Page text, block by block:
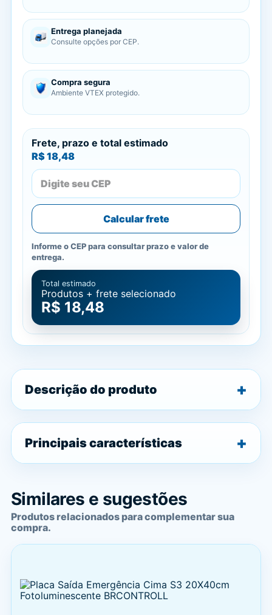
Entrega planejada
Consulte opções por CEP.
Compra segura
Ambiente VTEX protegido.
Frete, prazo e total estimado
R$ 18,48
Calcular frete
Informe o CEP para consultar prazo e valor de
entrega.
Total estimado
Produtos + frete selecionado
R$ 18,48
Descrição do produto
Principais características
Similares e sugestões
Produtos relacionados para complementar sua
compra.